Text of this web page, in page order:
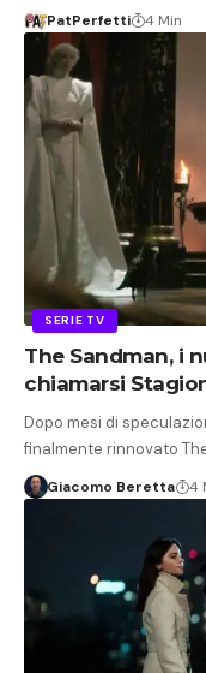
PatPerfetti 4 Min
SERIE TV
The Sandman, i
chiamarsi
Dopo mesi di
finalmente rinnovato
Giacomo Beretta 4